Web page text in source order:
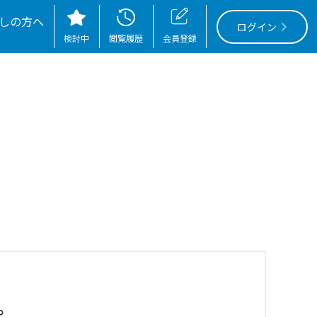
on line
の方へ
検討中 閲覧履歴 会員登録
ログイン